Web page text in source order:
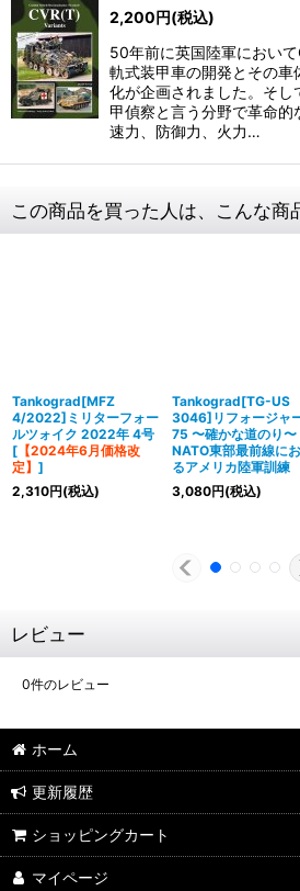
2,200円(税込)
50年前に英国陸軍におい
軌式装甲車の開発とその車
化が企画されました。そし
甲偵察と言う分野で革命的
速力、防御力、火力…
この商品を買った人は、こんな商
Tankograd[MFZ
4/2022]ミリターフォー
ルツォイク 2022年 4号
[ 【2024年6月価格改
定】 ]
2,310円(税込)
Tankograd[TG-US
3046]リフォージャ
75 〜確かな道のり〜
NATO東部最前線に
るアメリカ陸軍訓練
3,080円(税込)
レビュー
0件のレビュー
ホーム
更新履歴
ショッピングカート
マイページ